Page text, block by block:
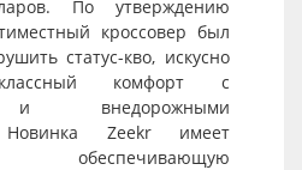
По утверждению
кроссовер был
статус-кво, искусно
комфорт с
и внедорожными
Новинка Zeekr имеет
обеспечивающую